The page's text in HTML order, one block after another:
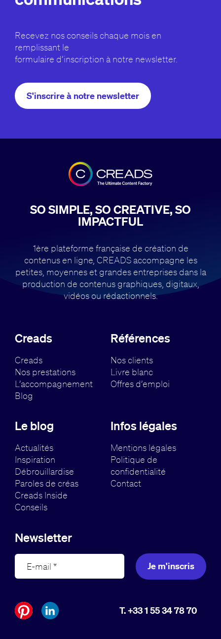
Recevez nos conseils chaque mois en
remplissant le
formulaire d’inscription à notre newsletter.
S'inscrire à notre newsletter
SO SIMPLE, SO CREATIVE, SO
IMPACTFUL
1ère plateforme française de création de
contenus en ligne, CREADS accompagne les
petites, moyennes et grandes entreprises dans la
production de contenus graphiques, digitaux,
vidéos ou rédactionnels.
Creads
Creads
Nos prestations
L’accompagnement
Blog
Références
Nos clients
Livre blanc
Offres d’emploi
Le blog
Actualités
Inspiration
Débrouillardise
Paroles de créas
Creads Inside
Conseils
Infos légales
Mentions légales
Politique de
confidentialité
Contact
Newsletter
Je m'inscris
T. +33 1 55 34 78 70